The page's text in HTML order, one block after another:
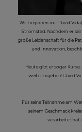
Wir beginnen mit David
Strömstad. Nachdem er
große Leidenschaft für die
und Innovation,
Heute gibt er sogar
weiterzugeben! David
Für seine Teilnahme am
seinem Geschmack
verarbeitet hat: